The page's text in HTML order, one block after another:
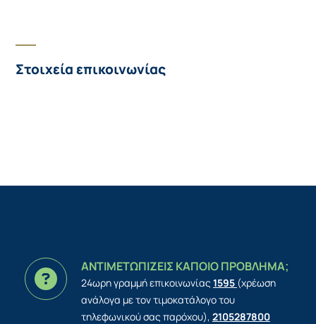
Στοιχεία επικοινωνίας
ΑΝΤΙΜΕΤΩΠΙΖΕΙΣ ΚΑΠΟΙΟ ΠΡΟΒΛΗΜΑ;
24ωρη γραμμή επικοινωνίας 1595 (χρέωση
ανάλογα με τον τιμοκατάλογο του
τηλεφωνικού σας παρόχου), 2105287800